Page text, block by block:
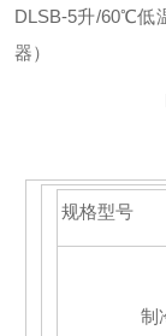
DLSB-5升/60℃低
器）
规格型号
制